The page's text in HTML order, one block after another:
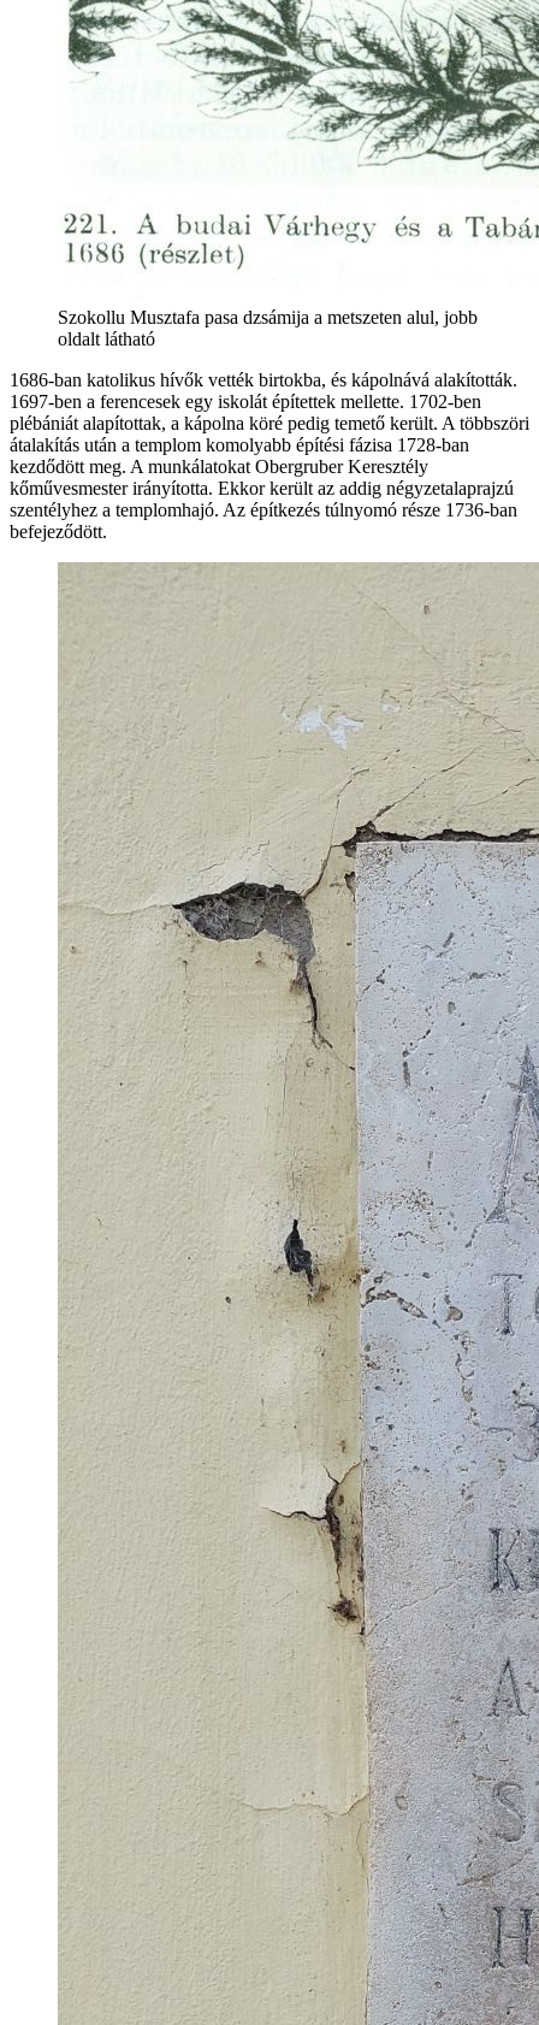
Szokollu Musztafa pasa dzsámija a metszeten alul, jobb
oldalt látható
1686-ban katolikus hívők vették birtokba, és kápolnává alakították.
1697-ben a ferencesek egy iskolát építettek mellette. 1702-ben
plébániát alapítottak, a kápolna köré pedig temető került. A többszöri
átalakítás után a templom komolyabb építési fázisa 1728-ban
kezdődött meg. A munkálatokat Obergruber Keresztély
kőművesmester irányította. Ekkor került az addig négyzetalaprajzú
szentélyhez a templomhajó. Az építkezés túlnyomó része 1736-ban
befejeződött.